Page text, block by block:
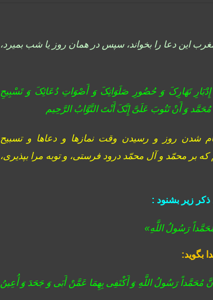
این دعا را بخواند، سپس در همان روز یا شب بمیرد،
إِدْبَارِ نَهَارِکَ وَ حُضُورِ صَلَوَاتِکَ وَ أَصْوَاتِ دُعَائِکَ وَ تَسْبِیحِ
وَ أَنْ تَتُوبَ عَلَیَّ إِنَّکَ أَنْتَ التَّوَّابُ الرَّحِیم‏
شدن روز و رسیدن وقت نمازها و دعاها و تسبیح
بر محمّد و آل محمّد درود فرستى، و توبه مرا بپذیرى،
مُحَمَّداً رَسُولُ اللَّهِ»
بگوید:
أَنَّ مُحَمَّداً رَسُولُ اللَّهِ وَ أَکْتَفِی بِهِمَا عَمَّنْ أَبَى وَ جَحَدَ وَ أُعِینُ